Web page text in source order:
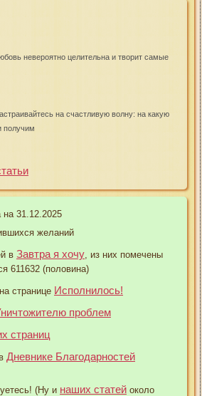
невероятно целительна и творит самые
на счастливую волну: на какую
получим
на 31.12.2025
желаний
в Завтра я хочу , из них помечены
611632 (половина)
странице Исполнилось!
проблем
страниц
Дневнике Благодарностей
(Ну и наших статей около